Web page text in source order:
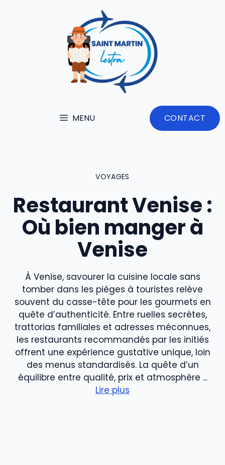
MENU CONTACT
VOYAGES
Restaurant Venise :
Où bien manger à
Venise
À Venise, savourer la cuisine locale sans
tomber dans les pièges à touristes relève
souvent du casse-tête pour les gourmets en
quête d’authenticité. Entre ruelles secrètes,
trattorias familiales et adresses méconnues,
les restaurants recommandés par les initiés
offrent une expérience gustative unique, loin
des menus standardisés. La quête d’un
équilibre entre qualité, prix et atmosphère ...
Lire plus